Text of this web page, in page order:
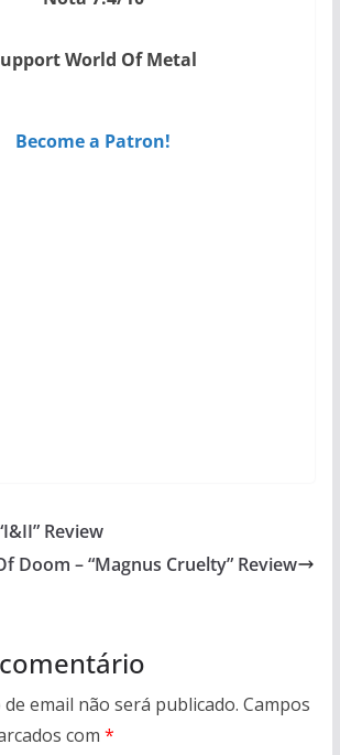
World Of Metal
Become a Patron!
Review
Doom – “Magnus Cruelty” Review
email não será publicado. Campos
com *